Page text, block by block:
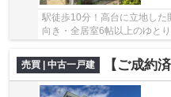
駅徒歩10分！高台に立地し
向き・全居室6帖以上のゆと
売買 | 中古一戸建 【ご成約済】★売主